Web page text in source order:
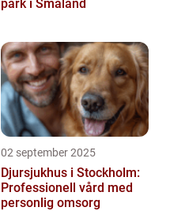
park i Småland
02 september 2025
Djursjukhus i Stockholm:
Professionell vård med
personlig omsorg